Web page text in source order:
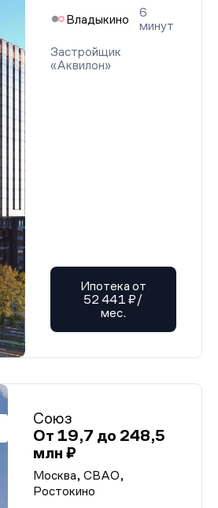
Владыкино
6
минут
Застройщик
«Аквилон»
Ипотека от
52 441 ₽/
мес.
Союз
От 19,7 до 248,5
млн ₽
Москва, СВАО,
Ростокино